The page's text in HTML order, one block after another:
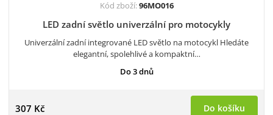
Kód zboží:96MO016
LED zadní světlo univerzální pro motocykly
Univerzální zadní integrované LED světlo na motocykl Hledáte
elegantní, spolehlivé a kompaktní…
Do 3 dnů
307 Kč Do košíku